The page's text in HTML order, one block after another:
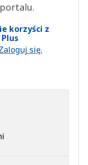
korzyści z
się.